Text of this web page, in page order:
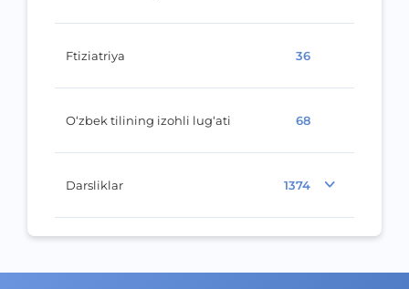
Ftiziatriya 36
O‘zbek tilining izohli lug‘ati 68
Darsliklar 1374